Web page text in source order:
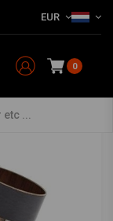
EUR
0
Voorvork bussen / Geleiders